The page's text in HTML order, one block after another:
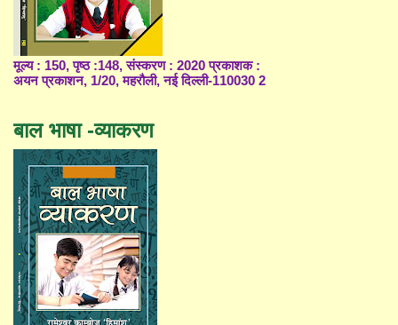
मूल्य : 150, पृष्ठ :148, संस्करण : 2020 प्रकाशक :
अयन प्रकाशन, 1/20, महरौली, नई दिल्ली-110030 2
बाल भाषा -व्याकरण